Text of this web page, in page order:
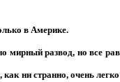
в Америке.
развод, но все
ни странно, очень